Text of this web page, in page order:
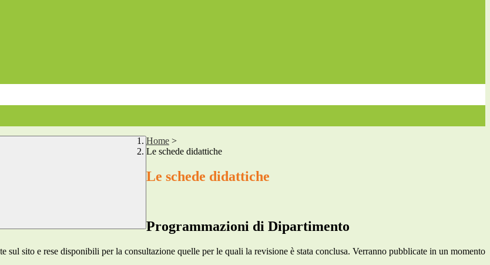
Home >
Le schede didattiche
Le schede didattiche
Programmazioni di Dipartimento
sito e rese disponibili per la consultazione quelle per le quali la revisione è stata conclusa. Verranno pubblicate in un momento